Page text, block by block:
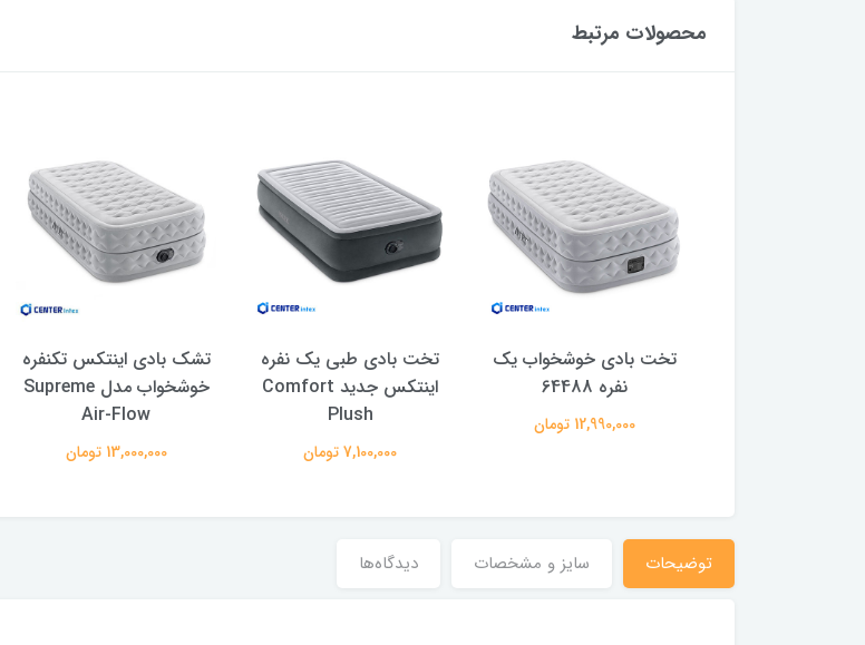
محصولات مرتبط
تخت بادی خوشخواب یک
نفره 64488
12,990,000 تومان
تخت بادی طبی یک نفره
اینتکس جدید Comfort
Plush
7,100,000 تومان
تشک بادی اینتکس تکنفره
خوشخواب مدل Supreme
Air-Flow
13,000,000 تومان
توضیحات سایز و مشخصات دیدگاه‌ها